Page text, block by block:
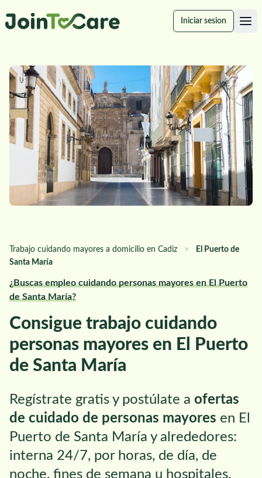
Iniciar sesion
Trabajo cuidando mayores a domicilio en Cadiz >
El Puerto de
Santa María
¿Buscas empleo cuidando personas mayores en El Puerto
de Santa María?
Consigue trabajo cuidando
personas mayores en El Puerto
de Santa María
Regístrate gratis y postúlate a ofertas
de cuidado de personas mayores en El
Puerto de Santa María y alrededores:
interna 24/7, por horas, de día, de
noche, fines de semana u hospitales.